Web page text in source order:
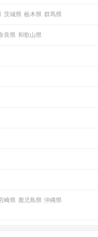
茨城県 栃木県 群馬県
良県 和歌山県
崎県 鹿児島県 沖縄県